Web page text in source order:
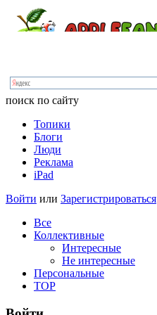
поиск по сайту
Топики
Блоги
Люди
Реклама
iPad
Войти или Зарегистрироваться
Все
Коллективные
Интересные
Не интересные
Персональные
TOP